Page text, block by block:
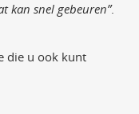
kan snel gebeuren”.
die u ook kunt